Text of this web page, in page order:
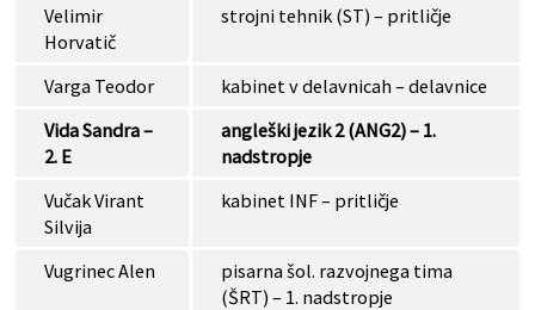
Velimir
Horvatič
strojni tehnik (ST) – pritličje
Varga Teodor
kabinet v delavnicah – delavnice
Vida Sandra –
2. E
angleški jezik 2 (ANG2) – 1.
nadstropje
Vučak Virant
Silvija
kabinet INF – pritličje
Vugrinec Alen
pisarna šol. razvojnega tima
(ŠRT) – 1. nadstropje